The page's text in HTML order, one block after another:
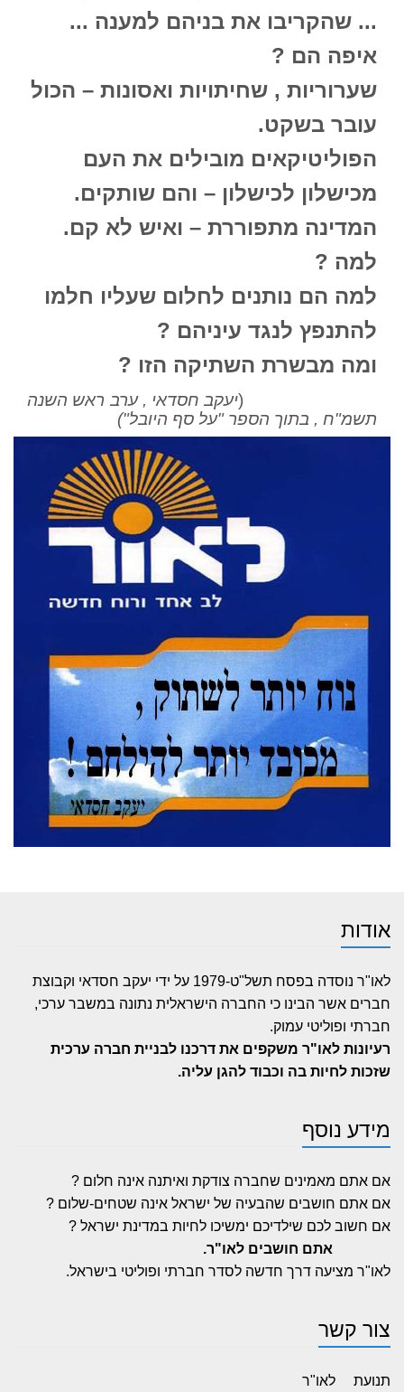
... שהקריבו את בניהם למענה ...
איפה הם ?
שערוריות , שחיתויות ואסונות – הכול
עובר בשקט.
הפוליטיקאים מובילים את העם
מכישלון לכישלון – והם שותקים.
המדינה מתפוררת – ואיש לא קם.
למה ?
למה הם נותנים לחלום שעליו חלמו
להתנפץ לנגד עיניהם ?
ומה מבשרת השתיקה הזו ?
(יעקב חסדאי , ערב ראש השנה
תשמ"ח , בתוך הספר "על סף היובל")
אודות
לאו"ר נוסדה בפסח תשל"ט-1979 על ידי יעקב חסדאי וקבוצת
חברים אשר הבינו כי החברה הישראלית נתונה במשבר ערכי,
חברתי ופוליטי עמוק.
רעיונות לאו"ר משקפים את דרכנו לבניית חברה ערכית
שזכות לחיות בה וכבוד להגן עליה.
מידע נוסף
אם אתם מאמינים שחברה צודקת ואיתנה אינה חלום ?
אם אתם חושבים שהבעיה של ישראל אינה שטחים-שלום ?
אם חשוב לכם שילדיכם ימשיכו לחיות במדינת ישראל ?
אתם חושבים לאו"ר.
לאו"ר מציעה דרך חדשה לסדר חברתי ופוליטי בישראל.
צור קשר
תנועת לאו"ר